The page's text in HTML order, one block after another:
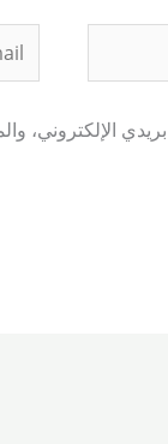
Email*
الإلكتروني،